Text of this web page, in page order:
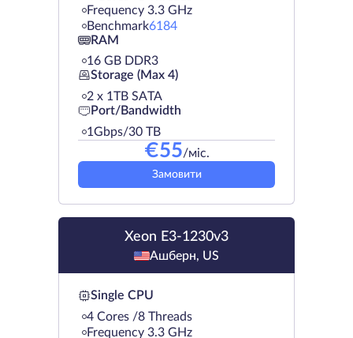
Frequency 3.3 GHz
Benchmark6184
RAM
16 GB DDR3
Storage (Max 4)
2 х 1TB SATA
Port/Bandwidth
1Gbps/30 TB
€55/міс.
Замовити
Xeon E3-1230v3
Ашберн, US
Single CPU
4 Cores /8 Threads
Frequency 3.3 GHz